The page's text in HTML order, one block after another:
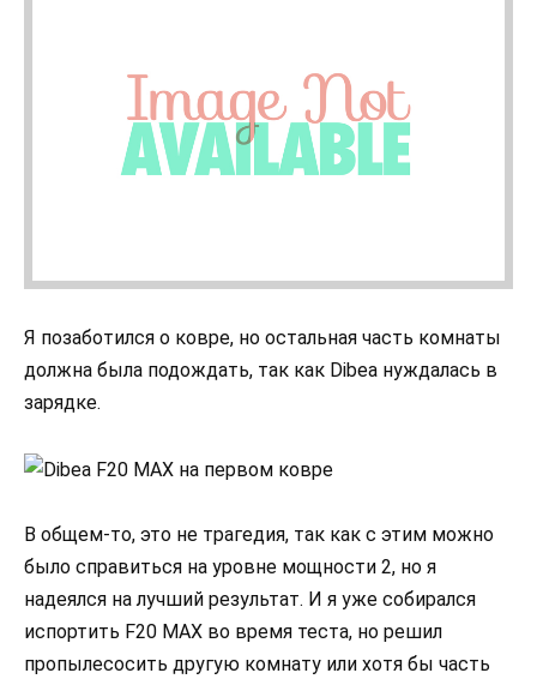
Я позаботился о ковре, но остальная часть комнаты
должна была подождать, так как Dibea нуждалась в
зарядке.
В общем-то, это не трагедия, так как с этим можно
было справиться на уровне мощности 2, но я
надеялся на лучший результат. И я уже собирался
испортить F20 MAX во время теста, но решил
пропылесосить другую комнату или хотя бы часть